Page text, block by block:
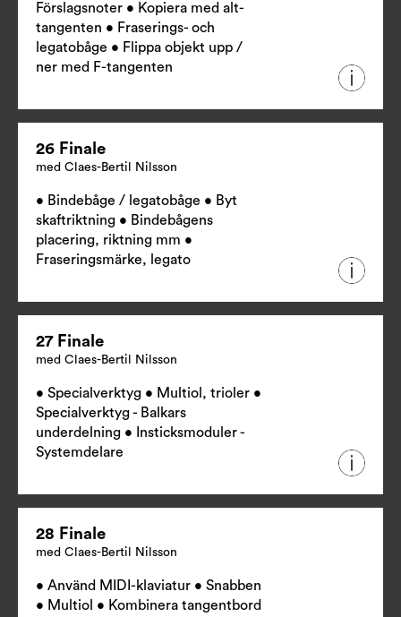
Förslagsnoter • Kopiera med alt-
tangenten • Fraserings- och
legatobåge • Flippa objekt upp /
ner med F-tangenten
26 Finale
med Claes-Bertil Nilsson
• Bindebåge / legatobåge • Byt
skaftriktning • Bindebågens
placering, riktning mm •
Fraseringsmärke, legato
27 Finale
med Claes-Bertil Nilsson
• Specialverktyg • Multiol, trioler •
Specialverktyg - Balkars
underdelning • Insticksmoduler -
Systemdelare
28 Finale
med Claes-Bertil Nilsson
• Använd MIDI-klaviatur • Snabben
• Multiol • Kombinera tangentbord